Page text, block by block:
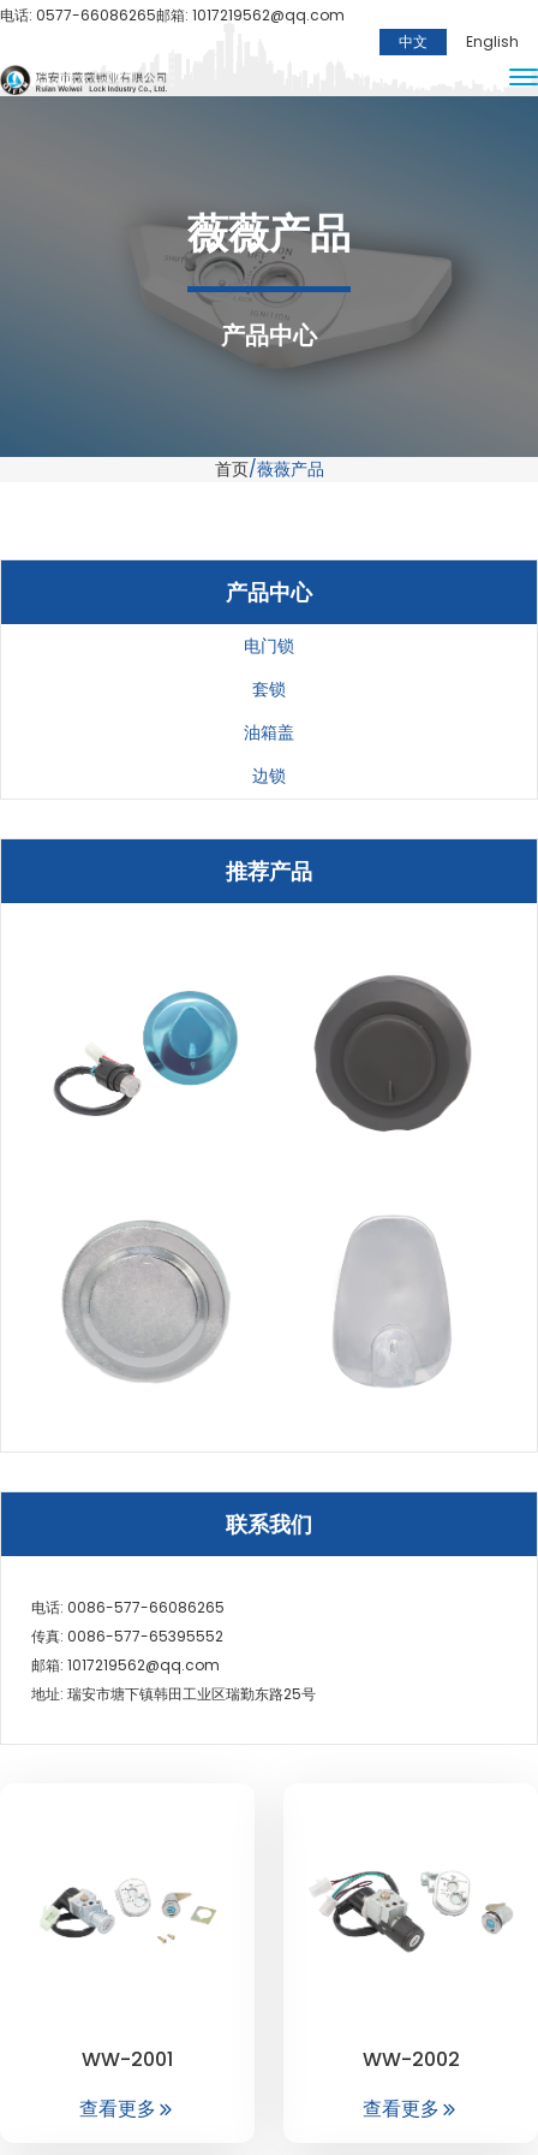
电话: 0577-66086265邮箱: 1017219562@qq.com
中文
English
薇薇产品
产品中心
首页 薇薇产品
产品中心
电门锁
套锁
油箱盖
边锁
推荐产品
联系我们
电话: 0086-577-66086265
传真: 0086-577-65395552
邮箱: 1017219562@qq.com
地址: 瑞安市塘下镇韩田工业区瑞勤东路25号
WW-2001
查看更多
WW-2002
查看更多